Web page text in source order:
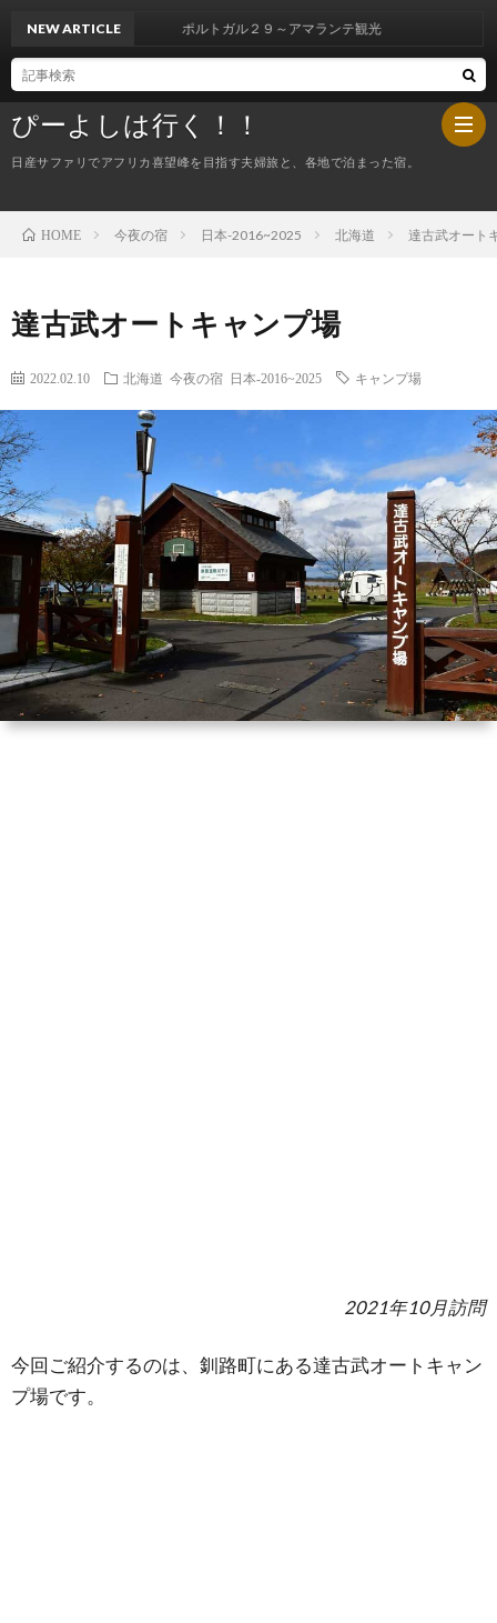
ぴーよしは行く！！
日産サファリでアフリカ喜望峰を目指す夫婦旅と、各地で泊まった宿。
よ
し
は
行
く！
夜
の
宿
NEW ARTICLEポルトガル２９～アマランテ観光
HOME 今夜の宿 日本-2016~2025 北海道 達古武オート
達古武オートキャンプ場
2022.02.10 北海道 今夜の宿 日本-2016~2025 キャンプ場
2021年10月訪問
今回ご紹介するのは、釧路町にある達古武オートキャン
プ場です。